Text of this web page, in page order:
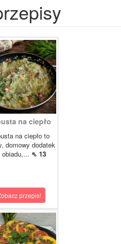
na ciepło
na ciepło to
domowy dodatek
obiadu,... ⇖ 13
przepis!